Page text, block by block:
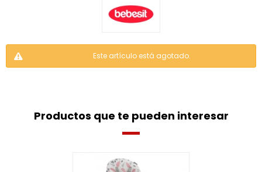
Este artículo está agotado.
Productos que te pueden interesar